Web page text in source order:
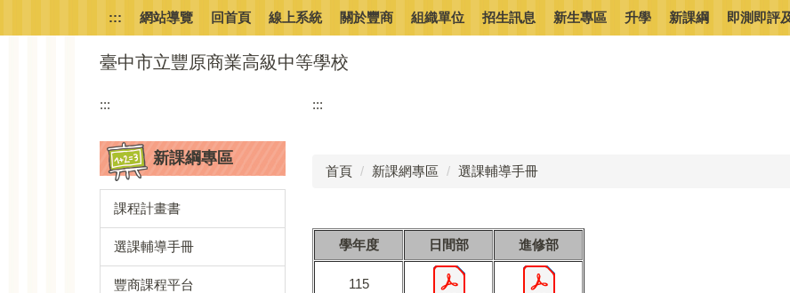
到
臺中市立豐原商業高級中等學校
::: 網站導覽 回首頁 線上系統 關於豐商 組織單位 招生訊息 新生專區 升學 新課綱 即測即評
:::
新課綱專區
課程計畫書
選課輔導手冊
豐商課程平台
:::
首頁 新課網專區 選課輔導手冊
學年度 日間部 進修部
115